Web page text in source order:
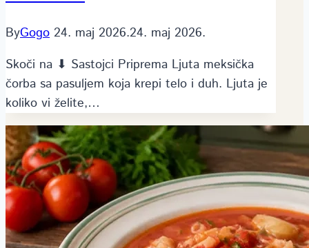
ByGogo 24. maj 2026.24. maj 2026.
Skoči na ⬇ Sastojci Priprema Ljuta meksička
čorba sa pasuljem koja krepi telo i duh. Ljuta je
koliko vi želite,…